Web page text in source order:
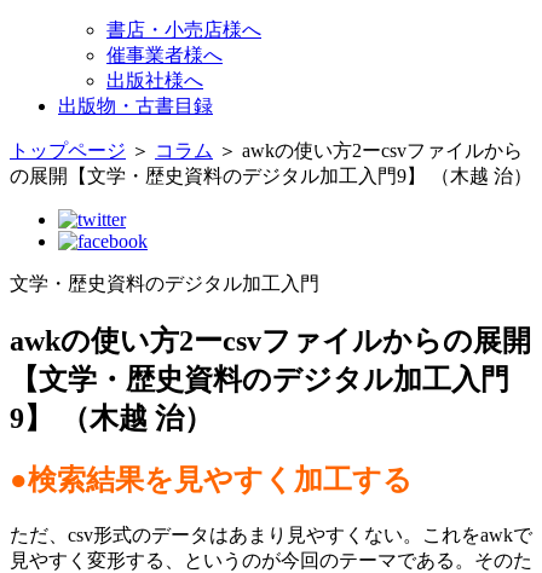
書店・小売店様へ
催事業者様へ
出版社様へ
出版物・古書目録
トップページ ＞ コラム ＞ awkの使い方2ーcsvファイルから
の展開【文学・歴史資料のデジタル加工入門9】 （木越 治）
文学・歴史資料のデジタル加工入門
awkの使い方2ーcsvファイルからの展開
【文学・歴史資料のデジタル加工入門
9】 （木越 治）
●検索結果を見やすく加工する
ただ、csv形式のデータはあまり見やすくない。これをawkで
見やすく変形する、というのが今回のテーマである。そのた